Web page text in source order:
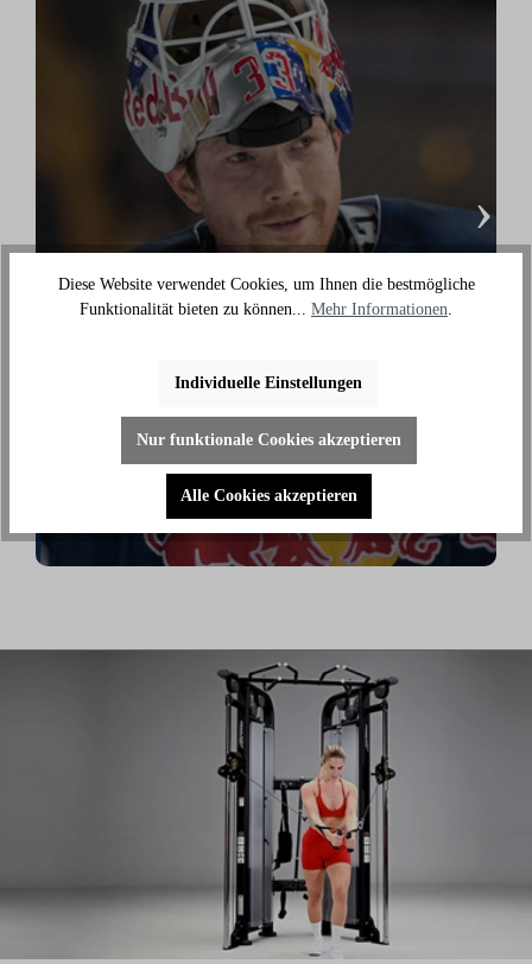
Danny aus den Birken
Meister)
außerhalb des Eises an meiner Fitness zu arbeiten."
›
Diese Website verwendet Cookies, um Ihnen die bestmögliche
Funktionalität bieten zu können... Mehr Informationen.
Individuelle Einstellungen
Nur funktionale Cookies akzeptieren
Alle Cookies akzeptieren